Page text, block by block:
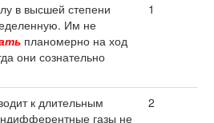
в высшей степени
Им не
планомерно на ход
они сознательно
1
к длительным
газы не
2